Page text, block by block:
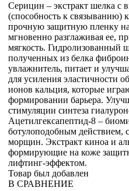
Серицин – экстракт шелка с
(способность к связыванию)
прочную защитную пленку
мгновенно разглаживая ее,
мягкость. Гидролизованный
полученных из белка
увлажнитель, питает и
для усиления эластичности
ионов кальция, которые
формировании барьера.
стимуляции синтеза
Ацетилгексапептид-8 –
ботулоподобным действием,
морщин. Экстракт киноа и
формирующие на коже
лифтинг-эффектом.
Товар был добавлен
В СРАВНЕНИЕ